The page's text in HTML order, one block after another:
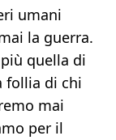
umani
la guerra.
quella di
follia di chi
mai
per il